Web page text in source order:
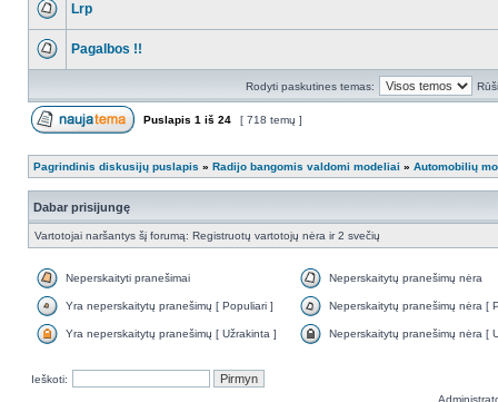
Lrp
Pagalbos !!
Rodyti paskutines temas:
Puslapis 1 iš 24 [ 718 temų ]
Pagrindinis diskusijų puslapis » Radijo bangomis valdomi modeliai » Automobilių
Dabar prisijungę
Vartotojai naršantys šį forumą: Registruotų vartotojų nėra ir 2 svečių
Neperskaityti pranešimai Neperskaitytų pranešimų nėra
Yra neperskaitytų pranešimų [ Populiari ] Neperskaitytų pranešimų nėra [
Yra neperskaitytų pranešimų [ Užrakinta ] Neperskaitytų pranešimų nėra [
Ieškoti: